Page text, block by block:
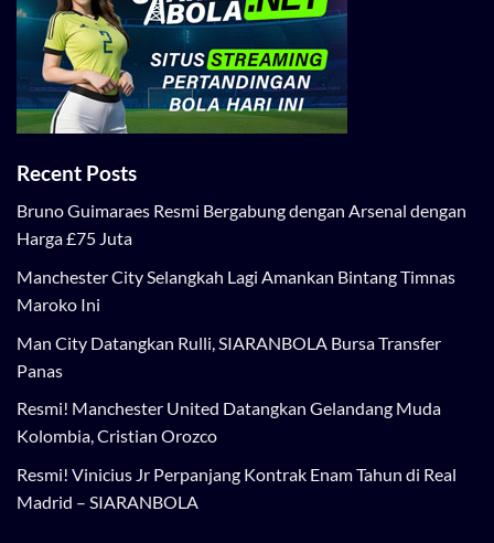
Recent Posts
Bruno Guimaraes Resmi Bergabung dengan Arsenal dengan
Harga £75 Juta
Manchester City Selangkah Lagi Amankan Bintang Timnas
Maroko Ini
Man City Datangkan Rulli, SIARANBOLA Bursa Transfer
Panas
Resmi! Manchester United Datangkan Gelandang Muda
Kolombia, Cristian Orozco
Resmi! Vinicius Jr Perpanjang Kontrak Enam Tahun di Real
Madrid – SIARANBOLA